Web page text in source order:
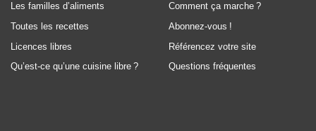
Les familles d’aliments
Toutes les recettes
Licences libres
Qu’est-ce qu’une cuisine libre ?
Comment ça marche ?
Abonnez-vous !
Référencez votre site
Questions fréquentes